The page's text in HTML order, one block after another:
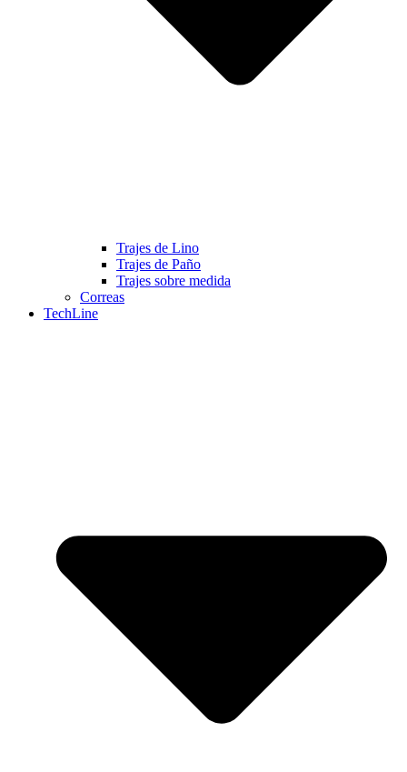
Trajes de Lino
Trajes de Paño
Trajes sobre medida
Correas
TechLine